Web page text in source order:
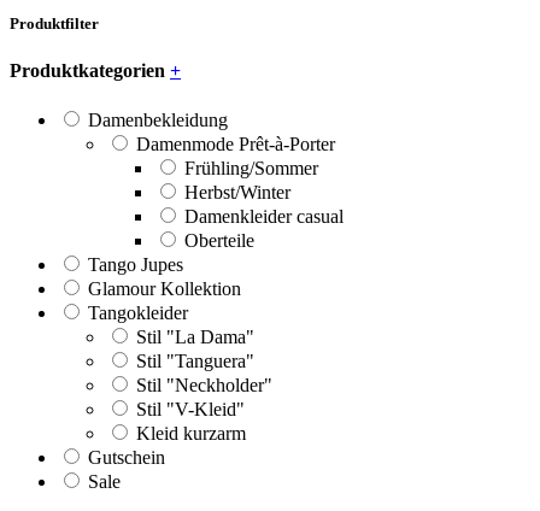
Produktfilter
Produktkategorien +
Damenbekleidung
Damenmode Prêt-à-Porter
Frühling/Sommer
Herbst/Winter
Damenkleider casual
Oberteile
Tango Jupes
Glamour Kollektion
Tangokleider
Stil "La Dama"
Stil "Tanguera"
Stil "Neckholder"
Stil "V-Kleid"
Kleid kurzarm
Gutschein
Sale